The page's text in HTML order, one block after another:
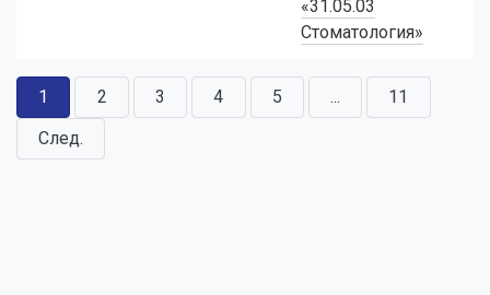
«31.05.03
Стоматология»
1 2 3 4 5 ...
11
След.